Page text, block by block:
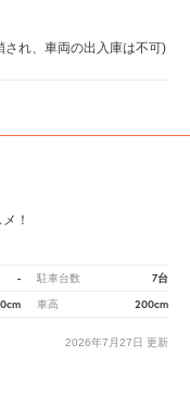
れ、車両の出入庫は不可)
！
- 駐車台数 7台
車高 200cm
2026年7月27日 更新